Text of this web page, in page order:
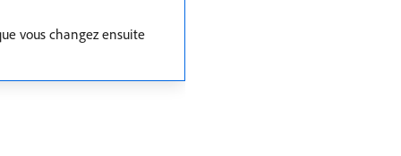
vous changez ensuite